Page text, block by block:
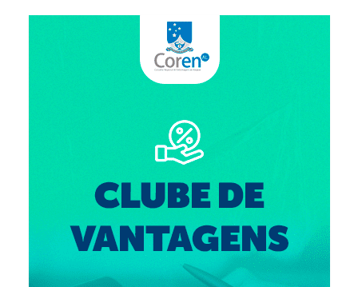
Valores dos serviços
Reserva de auditório
Fale Conosco